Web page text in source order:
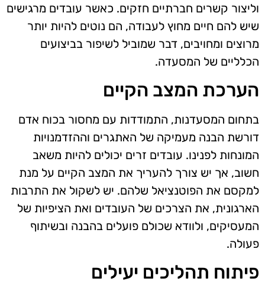
וליצור קשרים חברתיים חזקים. כאשר עובדים מרגישים
שיש להם חיים מחוץ לעבודה, הם נוטים להיות יותר
מרוצים ומחויבים, דבר שמוביל לשיפור בביצועים
הכלליים של המסעדה.
הערכת המצב הקיים
בתחום המסעדנות, התמודדות עם מחסור בכוח אדם
דורשת הבנה מעמיקה של האתגרים וההזדמנויות
המונחות לפנינו. עובדים זרים יכולים להיות משאב
חשוב, אך יש צורך להעריך את המצב הקיים על מנת
למקסם את הפוטנציאל שלהם. יש לשקול את התרבות
הארגונית, את הצרכים של העובדים ואת הציפיות של
המעסיקים, ולוודא שכולם פועלים בהבנה ובשיתוף
פעולה.
פיתוח תהליכים יעילים